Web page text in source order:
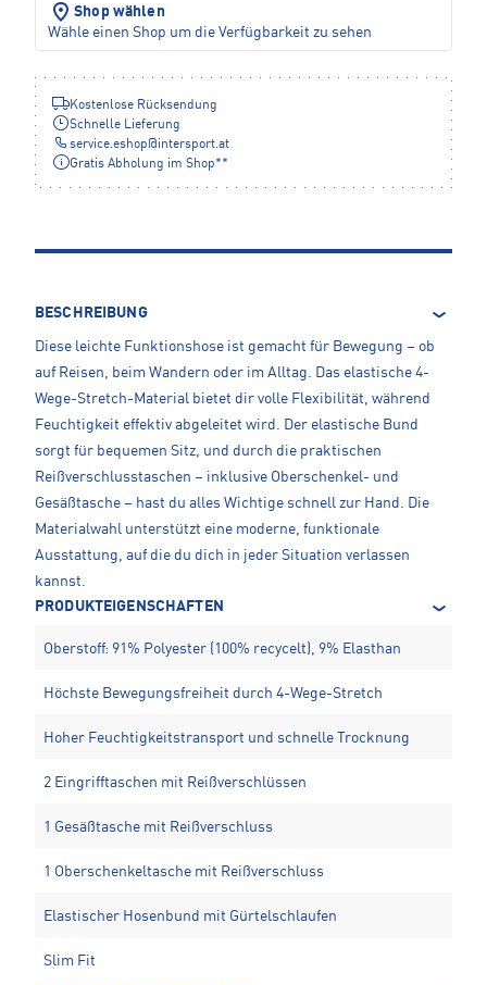
Shop wählen
Wähle einen Shop um die Verfügbarkeit zu sehen
Kostenlose Rücksendung
Schnelle Lieferung
service.eshop@ intersport.at
Gratis Abholung im Shop**
BESCHREIBUNG
Diese leichte Funktionshose ist gemacht für Bewegung – ob
auf Reisen, beim Wandern oder im Alltag. Das elastische 4-
Wege-Stretch-Material bietet dir volle Flexibilität, während
Feuchtigkeit effektiv abgeleitet wird. Der elastische Bund
sorgt für bequemen Sitz, und durch die praktischen
Reißverschlusstaschen – inklusive Oberschenkel- und
Gesäßtasche – hast du alles Wichtige schnell zur Hand. Die
Materialwahl unterstützt eine moderne, funktionale
Ausstattung, auf die du dich in jeder Situation verlassen
kannst.
PRODUKTEIGENSCHAFTEN
Oberstoff: 91% Polyester (100% recycelt), 9% Elasthan
Höchste Bewegungsfreiheit durch 4-Wege-Stretch
Hoher Feuchtigkeitstransport und schnelle Trocknung
2 Eingrifftaschen mit Reißverschlüssen
1 Gesäßtasche mit Reißverschluss
1 Oberschenkeltasche mit Reißverschluss
Elastischer Hosenbund mit Gürtelschlaufen
Slim Fit